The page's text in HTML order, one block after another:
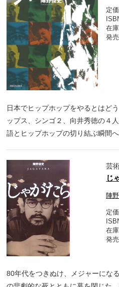
定価
在庫
発
日本でヒップホップをやるとはど
ップス、シンゴ２、向井秀徳の４
語とヒップホップの切り結ぶ瞬間
芸
じ
陣
定価
在庫
発
80年代をつきぬけ、メジャーにな